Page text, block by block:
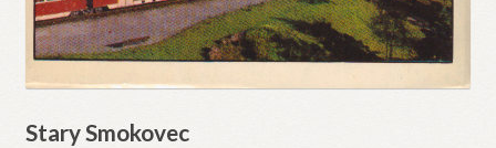
Stary Smokovec